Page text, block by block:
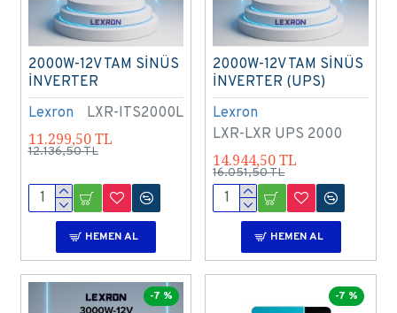
Lexron LXR-ITS2000L
2000W-12V TAM SİNÜS
İNVERTER
11.299,50 TL
12.136,50 TL
HEMEN AL
Lexron
LXR-LXR UPS 2000
2000W-12V TAM SİNÜS
İNVERTER (UPS)
14.944,50 TL
16.051,50 TL
HEMEN AL
-7 % -7 %